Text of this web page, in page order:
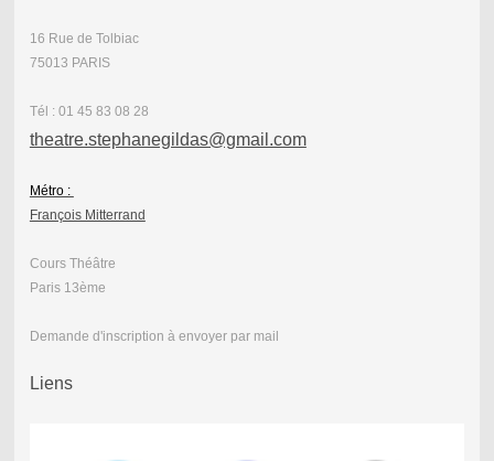
16 Rue de Tolbiac
75013 PARIS
Tél : 01 45 83 08 28
theatre.stephanegildas@gmail.com
Métro :
François Mitterrand
Cours Théâtre
Paris 13ème
Demande d'inscription à envoyer par mail
Liens